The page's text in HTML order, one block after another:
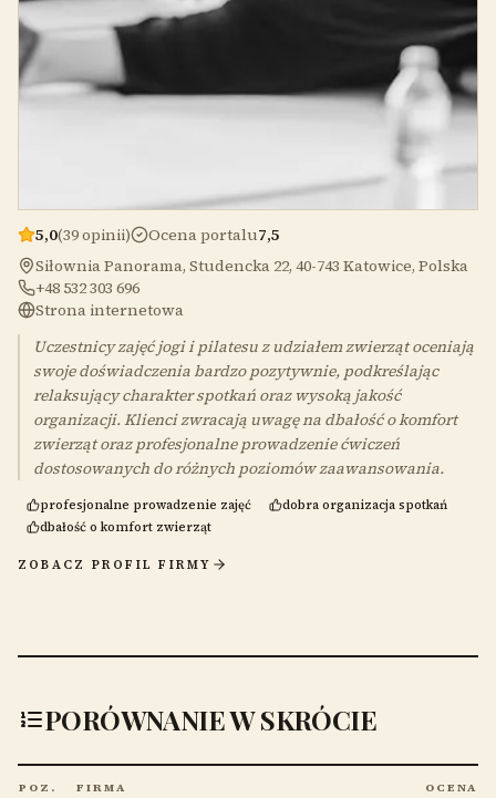
5,0(39 opinii) Ocena portalu7,5
Siłownia Panorama, Studencka 22, 40-743 Katowice, Polska
+48 532 303 696
Strona internetowa
Uczestnicy zajęć jogi i pilatesu z udziałem zwierząt oceniają
swoje doświadczenia bardzo pozytywnie, podkreślając
relaksujący charakter spotkań oraz wysoką jakość
organizacji. Klienci zwracają uwagę na dbałość o komfort
zwierząt oraz profesjonalne prowadzenie ćwiczeń
dostosowanych do różnych poziomów zaawansowania.
profesjonalne prowadzenie zajęć
dobra organizacja spotkań
dbałość o komfort zwierząt
ZOBACZ PROFIL FIRMY
PORÓWNANIE W SKRÓCIE
POZ. FIRMA OCENA